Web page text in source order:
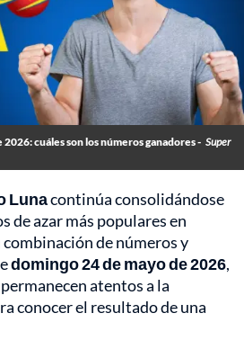
cuáles son los números ganadores - Super
Lunacontinúa consolidándose
de azar más populares en
de números y
domingo 24 de mayo de 2026,
atentos a la
conocer el resultado de una